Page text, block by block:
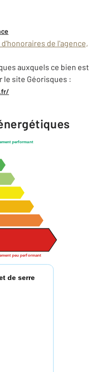
de l'agence,
auxquels ce bien est
le site Géorisques :
performant
peu performant
de serre